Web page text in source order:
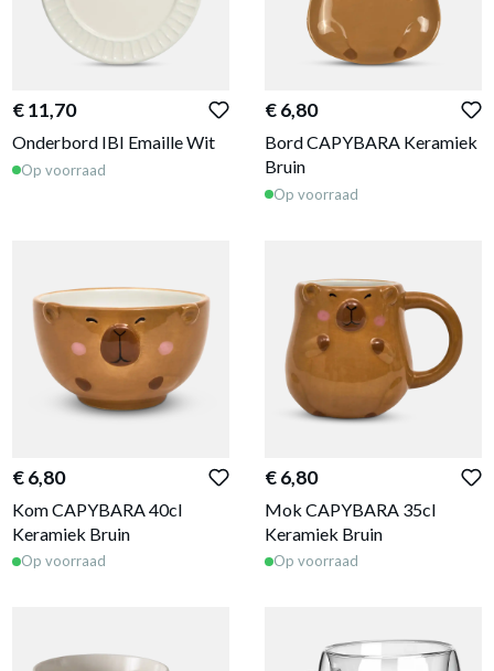
€ 11,70
Onderbord IBI Emaille Wit
Op voorraad
€ 6,80
Bord CAPYBARA Keramiek
Bruin
Op voorraad
€ 6,80
Kom CAPYBARA 40cl
Keramiek Bruin
Op voorraad
€ 6,80
Mok CAPYBARA 35cl
Keramiek Bruin
Op voorraad